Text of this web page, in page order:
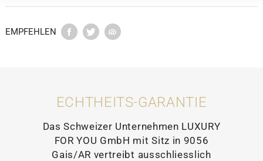
EMPFEHLEN
ECHTHEITS-GARANTIE
Das Schweizer Unternehmen LUXURY
FOR YOU GmbH mit Sitz in 9056
Gais/AR vertreibt ausschliesslich